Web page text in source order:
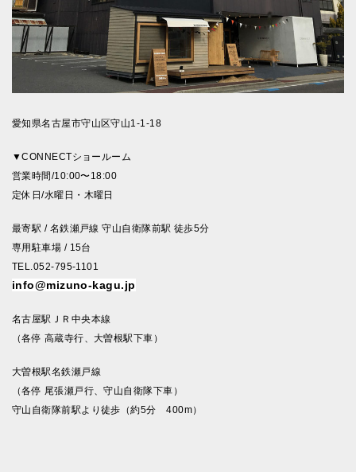
愛知県名古屋市守山区守山1-1-18
▼CONNECTショールーム
営業時間/10:00〜18:00
定休日/水曜日・木曜日
最寄駅 / 名鉄瀬戸線 守山自衛隊前駅 徒歩5分
専用駐車場 / 15台
TEL.052-795-1101
info@mizuno-kagu.jp
名古屋駅ＪＲ中央本線
（各停 高蔵寺行、大曽根駅下車）
大曽根駅名鉄瀬戸線
（各停 尾張瀬戸行、守山自衛隊下車）
守山自衛隊前駅より徒歩（約5分 400m）